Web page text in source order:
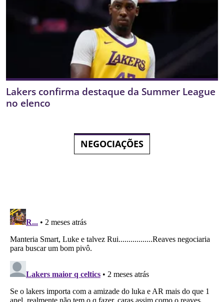
Lakers confirma destaque da Summer League
no elenco
NEGOCIAÇÕES